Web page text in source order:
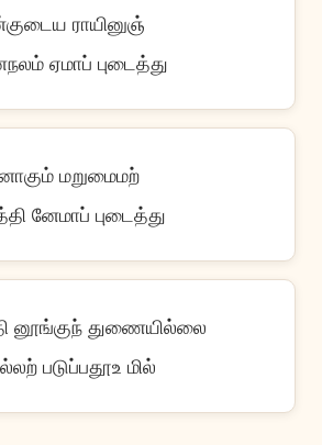
ராயினுஞ்
ஏமாப் புடைத்து
மறுமைமற்
னேமாப் புடைத்து
னூங்குந் துணையில்லை
படுப்பதூஉ மில்